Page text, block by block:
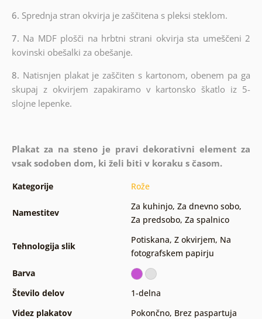
6. Sprednja stran okvirja je zaščitena s pleksi steklom.
7. Na MDF plošči na hrbtni strani okvirja sta umeščeni 2
kovinski obešalki za obešanje.
8. Natisnjen plakat je zaščiten s kartonom, obenem pa ga
skupaj z okvirjem zapakiramo v kartonsko škatlo iz 5-
slojne lepenke.
Plakat za na steno je pravi dekorativni element za
vsak sodoben dom, ki želi biti v koraku s časom.
Kategorije Rože
Namestitev
Za kuhinjo, Za dnevno sobo,
Za predsobo, Za spalnico
Tehnologija slik
Potiskana, Z okvirjem, Na
fotografskem papirju
Barva
Število delov
1-delna
Videz plakatov
Pokončno, Brez paspartuja